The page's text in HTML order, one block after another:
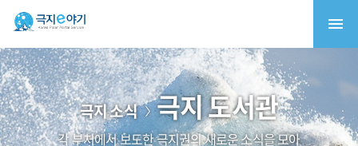
극지 소식 극지 도서관
각 부처에서 보도한 극지권의 새로운 소식을 모아